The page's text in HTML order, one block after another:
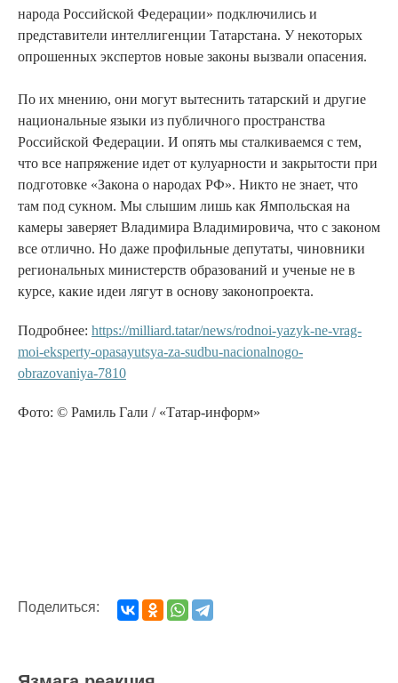
народа Российской Федерации» подключились и
представители интеллигенции Татарстана. У некоторых
опрошенных экспертов новые законы вызвали опасения.
По их мнению, они могут вытеснить татарский и другие
национальные языки из публичного пространства
Российской Федерации. И опять мы сталкиваемся с тем,
что все напряжение идет от кулуарности и закрытости при
подготовке «Закона о народах РФ». Никто не знает, что
там под сукном. Мы слышим лишь как Ямпольская на
камеры заверяет Владимира Владимировича, что с законом
все отлично. Но даже профильные депутаты, чиновники
региональных министерств образований и ученые не в
курсе, какие идеи лягут в основу законопроекта.
Подробнее: https://milliard.tatar/news/rodnoi-yazyk-ne-vrag-
moi-eksperty-opasayutsya-za-sudbu-nacionalnogo-
obrazovaniya-7810
Фото: © Рамиль Гали / «Татар-информ»
Поделиться: